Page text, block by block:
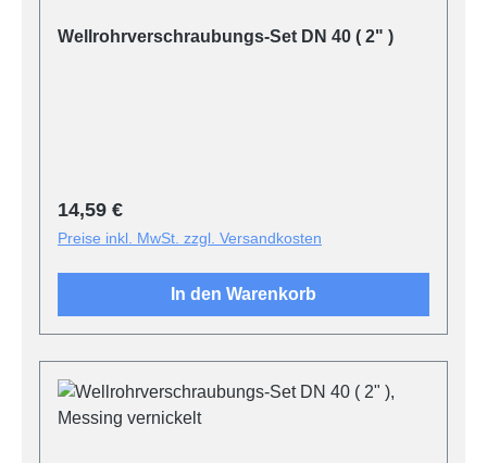
Wellrohrverschraubungs-Set DN 40 ( 2" )
Regulärer Preis:
14,59 €
Preise inkl. MwSt. zzgl. Versandkosten
In den Warenkorb